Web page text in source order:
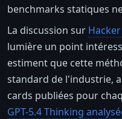
benchmarks statiques
La discussion sur
lumière un point
estiment que cette
standard de l'industrie,
cards publiées pour
GPT-5.4 Thinking